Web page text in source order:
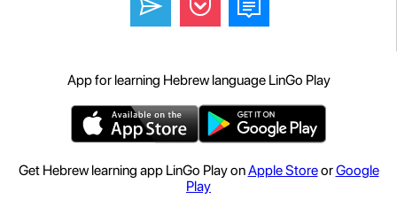
App for learning Hebrew language LinGo Play
Get Hebrew learning app LinGo Play onApple StoreorGoogle
Play